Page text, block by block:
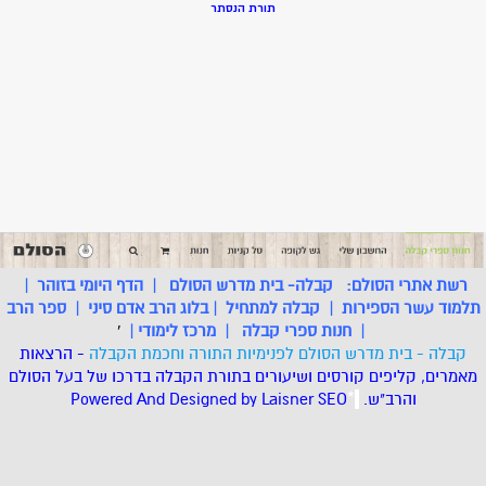
תורת הנסתר
רשת אתרי הסולם: קבלה- בית מדרש הסולם |הדף היומי בזוהר |
תלמוד עשר הספירות | קבלה למתחיל |בלוג הרב אדם סיני |ספר הרב
| חנות ספרי קבלה | מרכז לימודי |
'
קבלה - בית מדרש הסולם לפנימיות התורה וחכמת הקבלה - הרצאות
מאמרים, קליפים קורסים ושיעורים בתורת הקבלה בדרכו של בעל הסולם
והרב"ש. *
Powered And Designed by LaisnerSEO